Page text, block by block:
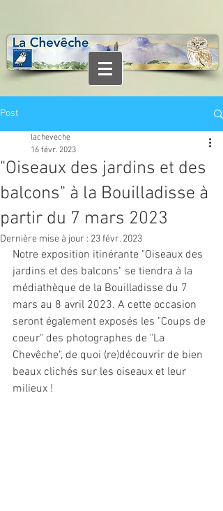
Post
"Oiseaux des jardins et des
balcons" à la Bouilladisse à
partir du 7 mars 2023
lacheveche
16 févr. 2023
Dernière mise à jour : 23 févr. 2023
Notre exposition itinérante "Oiseaux des
jardins et des balcons" se tiendra à la
médiathèque de la Bouilladisse du 7
mars au 8 avril 2023. A cette occasion
seront également exposés les "Coups de
coeur" des photographes de "La
Chevêche", de quoi (re)découvrir de bien
beaux clichés sur les oiseaux et leur
milieux !